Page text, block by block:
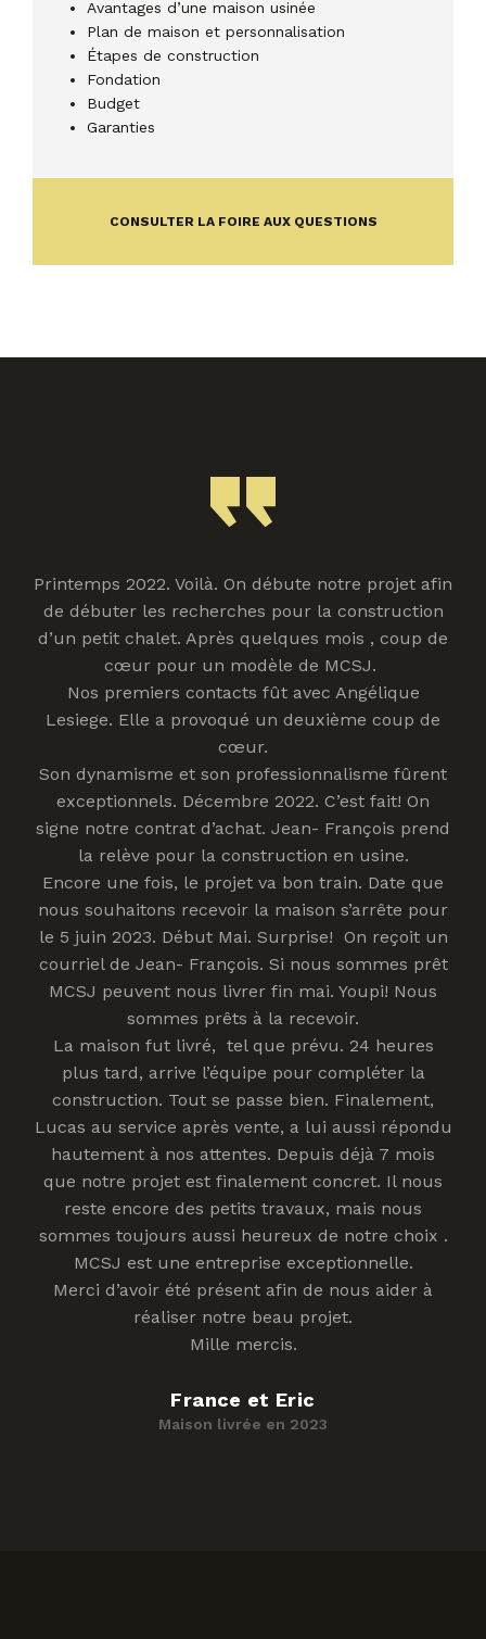
Avantages d’une maison usinée
Plan de maison et personnalisation
Étapes de construction
Fondation
Budget
Garanties
CONSULTER LA FOIRE AUX QUESTIONS
Printemps 2022. Voilà. On débute notre projet afin
de débuter les recherches pour la construction
d’un petit chalet. Après quelques mois , coup de
cœur pour un modèle de MCSJ.
Nos premiers contacts fût avec Angélique
Lesiege. Elle a provoqué un deuxième coup de
cœur.
Son dynamisme et son professionnalisme fûrent
exceptionnels. Décembre 2022. C’est fait! On
signe notre contrat d’achat. Jean- François prend
la relève pour la construction en usine.
Encore une fois, le projet va bon train. Date que
nous souhaitons recevoir la maison s’arrête pour
le 5 juin 2023. Début Mai. Surprise! On reçoit un
courriel de Jean- François. Si nous sommes prêt
MCSJ peuvent nous livrer fin mai. Youpi! Nous
sommes prêts à la recevoir.
La maison fut livré, tel que prévu. 24 heures
plus tard, arrive l’équipe pour compléter la
construction. Tout se passe bien. Finalement,
Lucas au service après vente, a lui aussi répondu
hautement à nos attentes. Depuis déjà 7 mois
que notre projet est finalement concret. Il nous
reste encore des petits travaux, mais nous
sommes toujours aussi heureux de notre choix .
MCSJ est une entreprise exceptionnelle.
Merci d’avoir été présent afin de nous aider à
réaliser notre beau projet.
Mille mercis.
France et Eric
Maison livrée en 2023